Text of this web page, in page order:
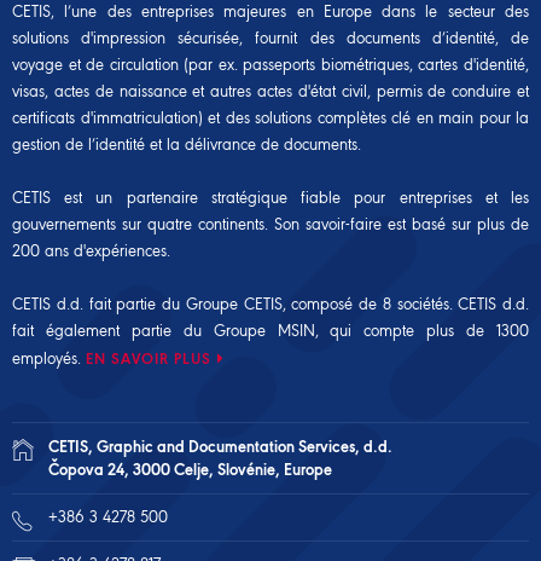
CETIS, l’une des entreprises majeures en Europe dans le secteur des
solutions d'impression sécurisée, fournit des documents d’identité, de
voyage et de circulation (par ex. passeports biométriques, cartes d'identité,
visas, actes de naissance et autres actes d'état civil, permis de conduire et
certificats d'immatriculation) et des solutions complètes clé en main pour la
gestion de l’identité et la délivrance de documents.
CETIS est un partenaire stratégique fiable pour entreprises et les
gouvernements sur quatre continents. Son savoir-faire est basé sur plus de
200 ans d'expériences.
CETIS d.d. fait partie du Groupe CETIS, composé de 8 sociétés. CETIS d.d.
fait également partie du Groupe MSIN, qui compte plus de 1300
employés. EN SAVOIR PLUS
CETIS, Graphic and Documentation Services, d.d.
Čopova 24, 3000 Celje, Slovénie, Europe
+386 3 4278 500